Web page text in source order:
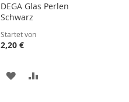
DEGA Glas Perlen
Schwarz
Startet von
2,20 €
ZUR